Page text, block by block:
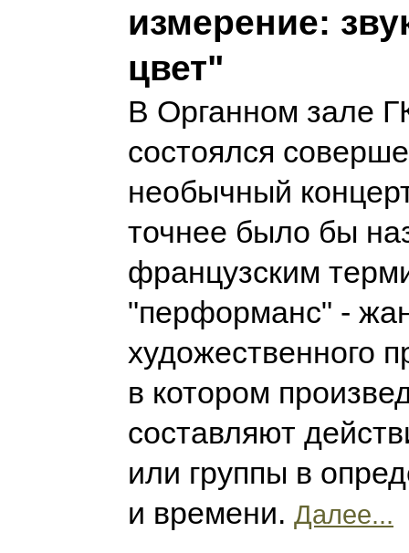
измерение:
цвет"
В Органном зале
состоялся
необычный
точнее было бы
французским
"перформанс" -
художественного
в котором
составляют
или группы в
и времени. Далее...